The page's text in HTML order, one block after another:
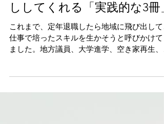
定年後の不安な気持ちを後押
ししてくれる「実践的な3冊
これまで、定年退職したら地域に飛び出して
仕事で培ったスキルを生かそうと呼びかけて
ネルギー起業、ソーラーシェアリングと、い